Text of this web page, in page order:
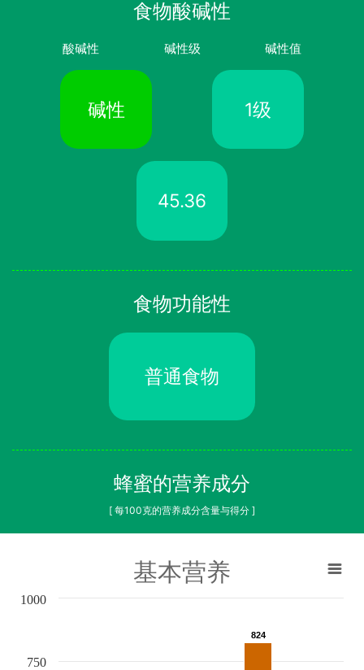
食物酸碱性
酸碱性 碱性级 碱性值
碱性 1级
45.36
食物功能性
普通食物
蜂蜜的营养成分
[ 每100克的营养成分含量与得分 ]
基本营养
824
824
750
1000